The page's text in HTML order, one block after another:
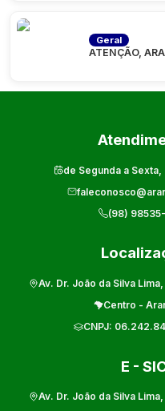
Geral
ATENÇÃO,
de Segunda a Sexta,
(98)
Av. Dr. João da Silva Lima,
Centro -
CNPJ:
E -
Av. Dr. João da Silva Lima,